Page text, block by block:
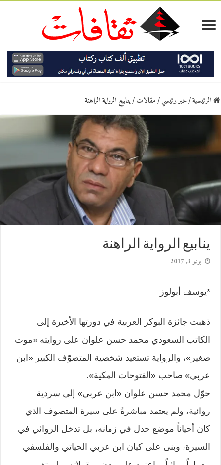
الرئيسية/خبر رئيسي/مقالات/ينابيع الرواية الراهنة
ينابيع الرواية الراهنة
يونيو 3, 2017
*يوسف أبولوز
ذهبت جائزة البوكر العربية في دورتها الأخيرة إلى
الكاتب السعودي محمد حسن علوان على روايته «موت
صغير»، والرواية تستعيد شخصية المتصوّف الكبير «ابن
عربي» صاحب «الفتوحات المكية».
حوّل محمد حسن علوان «ابن عربي» إلى سردية
روائية، ولم يعتمد مباشرةً على سيرة المتصوف الذي
كان أحياناً موضع جدل في زمانه، بل تدخل الروائي في
السيرة، وبنى على كيان ابن عربي الحياتي والفلسفي